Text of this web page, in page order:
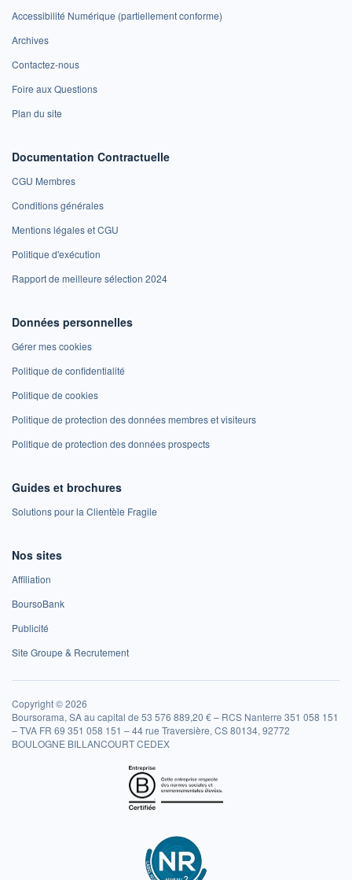
Accessibilité Numérique (partiellement conforme)
Archives
Contactez-nous
Foire aux Questions
Plan du site
Documentation Contractuelle
CGU Membres
Conditions générales
Mentions légales et CGU
Politique d'exécution
Rapport de meilleure sélection 2024
Données personnelles
Gérer mes cookies
Politique de confidentialité
Politique de cookies
Politique de protection des données membres et visiteurs
Politique de protection des données prospects
Guides et brochures
Solutions pour la Clientèle Fragile
Nos sites
Affiliation
BoursoBank
Publicité
Site Groupe & Recrutement
Copyright © 2026
Boursorama, SA au capital de 53 576 889,20 € – RCS Nanterre 351 058 151
– TVA FR 69 351 058 151 – 44 rue Traversière, CS 80134, 92772
BOULOGNE BILLANCOURT CEDEX